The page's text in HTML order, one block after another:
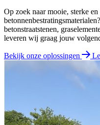
Op zoek naar mooie, sterke en
betonstraatstenen,
leveren wij graag jouw
Bekijk onze oplossingen